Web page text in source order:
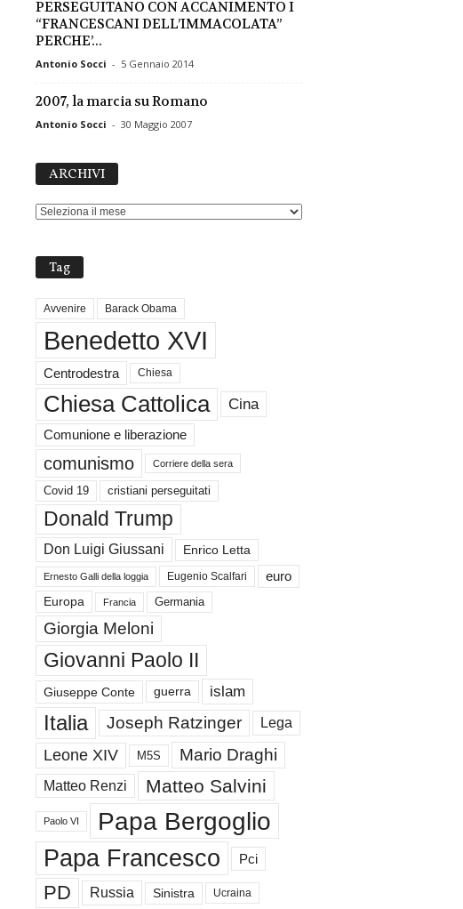
PERSEGUITANO CON ACCANIMENTO I
“FRANCESCANI DELL’IMMACOLATA”
PERCHE’...
Antonio Socci - 5 Gennaio 2014
2007, la marcia su Romano
Antonio Socci - 30 Maggio 2007
ARCHIVI
Tag
Avvenire Barack Obama
Benedetto XVI
Centrodestra Chiesa
Chiesa Cattolica Cina
Comunione e liberazione
comunismo Corriere della sera
Covid 19 cristiani perseguitati
Donald Trump
Don Luigi Giussani Enrico Letta
Ernesto Galli della loggia Eugenio Scalfari euro
Europa Francia Germania
Giorgia Meloni
Giovanni Paolo II
Giuseppe Conte guerra islam
Italia Joseph Ratzinger Lega
Leone XIV M5S Mario Draghi
Matteo Renzi Matteo Salvini
Paolo VI Papa Bergoglio
Papa Francesco Pci
PD Russia Sinistra Ucraina